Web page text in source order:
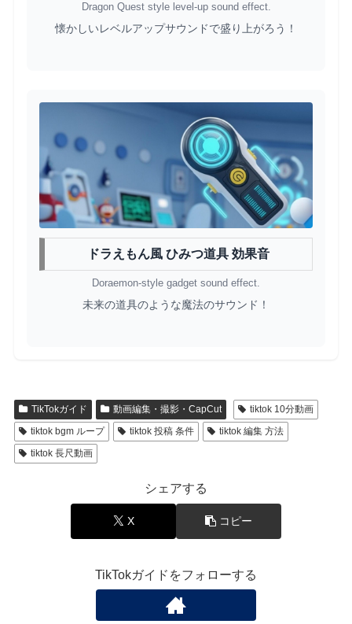
Dragon Quest style level-up sound effect.
懐かしいレベルアップサウンドで盛り上がろう！
ドラえもん風 ひみつ道具 効果音
Doraemon-style gadget sound effect.
未来の道具のような魔法のサウンド！
TikTokガイド 動画編集・撮影・CapCut
tiktok 10分動画
tiktok bgm ループ
tiktok 投稿 条件
tiktok 編集 方法
tiktok 長尺動画
シェアする
X コピー
TikTokガイドをフォローする